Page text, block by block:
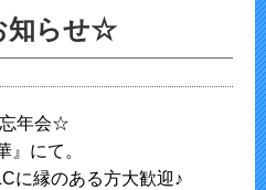
知らせ☆
年会☆
』にて。
に縁のある方大歓迎♪